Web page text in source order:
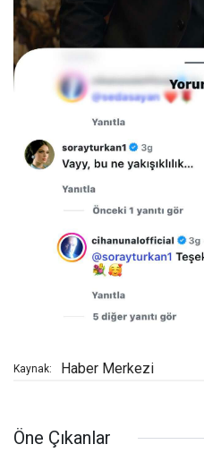
Kaynak: Haber Merkezi
Öne Çıkanlar